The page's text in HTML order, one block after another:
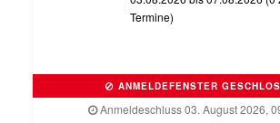
Termine)
ANMELDEFENSTER
Anmeldeschluss 03. August 2026,